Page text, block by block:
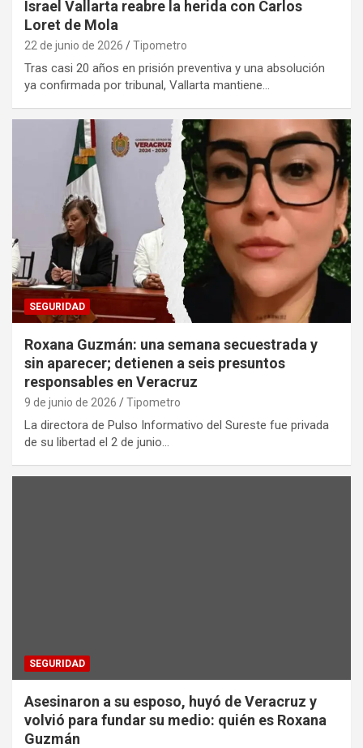
Israel Vallarta reabre la herida con Carlos
Loret de Mola
22 de junio de 2026 Tipometro
Tras casi 20 años en prisión preventiva y una absolución
ya confirmada por tribunal, Vallarta mantiene…
SEGURIDAD
Roxana Guzmán: una semana secuestrada y
sin aparecer; detienen a seis presuntos
responsables en Veracruz
9 de junio de 2026 Tipometro
La directora de Pulso Informativo del Sureste fue privada
de su libertad el 2 de junio…
SEGURIDAD
Asesinaron a su esposo, huyó de Veracruz y
volvió para fundar su medio: quién es Roxana
Guzmán